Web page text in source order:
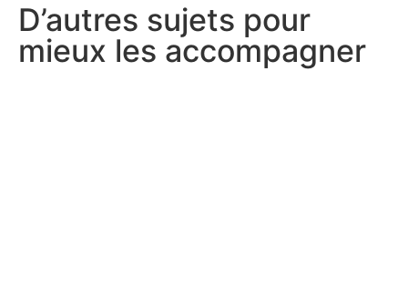
D’autres sujets pour
mieux les accompagner​​